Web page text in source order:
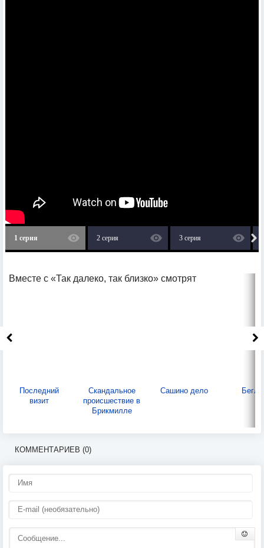
1 серия 2 серия 3 серия
Вместе с «Так далеко, так близко» смотрят
Последний
визит
Скандальное
происшествие в
Брикмилле
Сашино дело
КОММЕНТАРИЕВ (0)